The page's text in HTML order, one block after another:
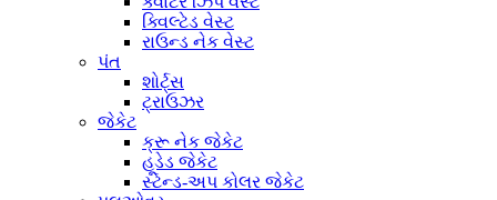
ક્વિલ્ટેડ વેસ્ટ
રાઉન્ડ નેક વેસ્ટ
પંત
શોર્ટ્સ
ટ્રાઉઝર
જેકેટ
ક્રૂ નેક જેકેટ
હૂડેડ જેકેટ
સ્ટેન્ડ-અપ કોલર જેકેટ